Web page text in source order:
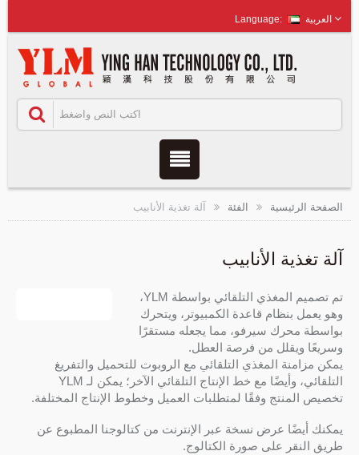
العربية
الصفحة الرئيسية الفئة آلة تغذية الأنابيب
آلة تغذية الأنابيب
تم تصميم المغذي التلقائي بواسطة YLM،
وهو يعمل بنظام قاعدة الكمبيوتر، ويتحرك
بواسطة محرك سيرفو، مما يجعله مستقرًا
وسريعًا ويقلل من فرصة العطل.
يمكن مزامنة المغذي التلقائي مع الروبوت للتحميل والتفريغ
التلقائي، وأيضًا مع خط الإنتاج التلقائي الآخر؛ يمكن لـ YLM
تخصيص المنتج وفقًا لمتطلبات العميل وخطوط الإنتاج المختلفة.
يمكنك أيضًا عرض نسخة عبر الإنترنت من كتالوجنا المطبوع عن
طريق النقر على صورة الكتالوج.